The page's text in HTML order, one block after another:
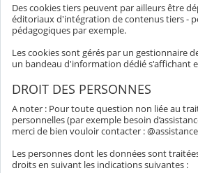
Des cookies tiers peuvent par ailleurs être
éditoriaux d'intégration de contenus tiers -
pédagogiques par exemple.
Les cookies sont gérés par un gestionnaire
un bandeau d'information dédié s'affichant
DROIT DES PERSONNES
A noter : Pour toute question non liée au
personnelles (par exemple besoin
merci de bien vouloir contacter :
Les personnes dont les données sont
droits en suivant les indications suivantes :